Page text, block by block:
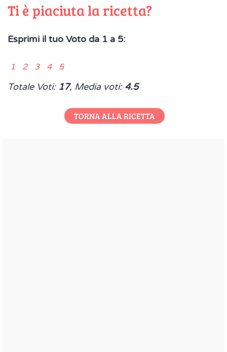
Ti è piaciuta la ricetta?
Esprimi il tuo Voto da 1 a 5:
1 2 3 4 5
Totale Voti: 17, Media voti: 4.5
TORNA ALLA RICETTA